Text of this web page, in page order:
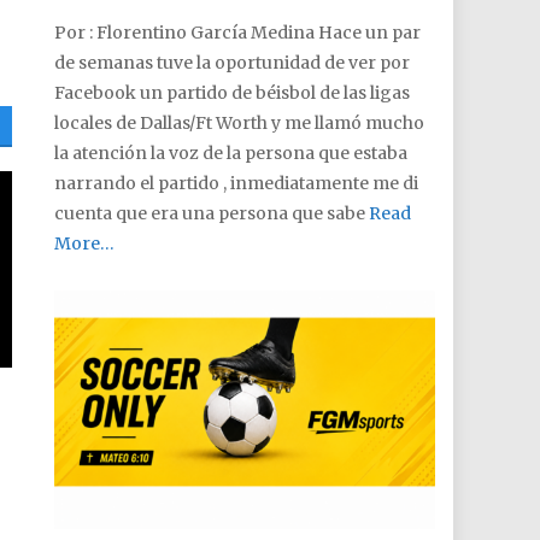
Por : Florentino García Medina Hace un par
de semanas tuve la oportunidad de ver por
Facebook un partido de béisbol de las ligas
locales de Dallas/Ft Worth y me llamó mucho
la atención la voz de la persona que estaba
narrando el partido , inmediatamente me di
cuenta que era una persona que sabe Read
More…